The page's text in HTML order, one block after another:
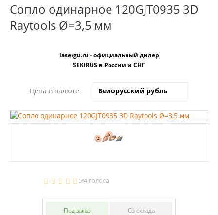
Сопло одинарное 120GJT0935 3D
Raytools Ø=3,5 мм
Цена в валюте
lasergu.ru - официальный дилер
SEKIRUS в России и СНГ
54 голоса
Под заказ Со склада